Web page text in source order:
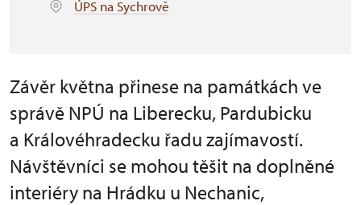
ÚPS na Sychrově
Závěr května přinese na památkách ve
správě NPÚ na Liberecku, Pardubicku
a Královéhradecku řadu zajímavostí.
Návštěvníci se mohou těšit na doplněné
interiéry na Hrádku u Nechanic,